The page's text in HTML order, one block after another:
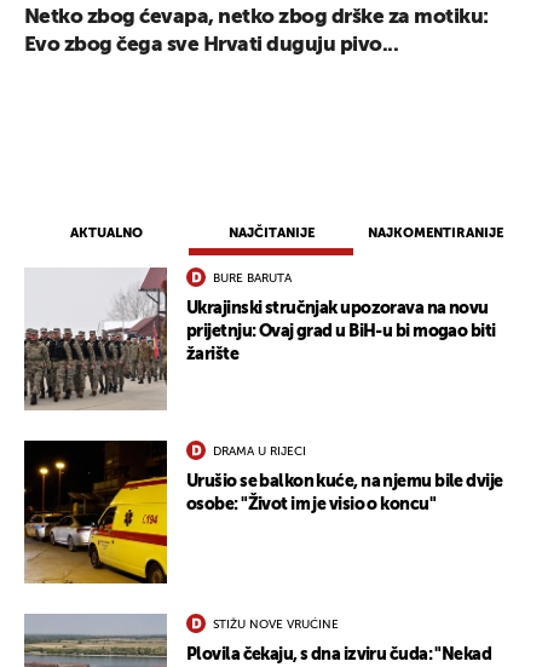
AKTUALNO NAJČITANIJE NAJKOMENTIRANIJE
BURE BARUTA
Ukrajinski stručnjak upozorava na novu
prijetnju: Ovaj grad u BiH-u bi mogao biti
žarište
DRAMA U RIJECI
Urušio se balkon kuće, na njemu bile dvije
osobe: "Život im je visio o koncu"
STIŽU NOVE VRUĆINE
Plovila čekaju, s dna izviru čuda: "Nekad
Netko zbog ćevapa, netko zbog drške za motiku:
Evo zbog čega sve Hrvati duguju pivo...